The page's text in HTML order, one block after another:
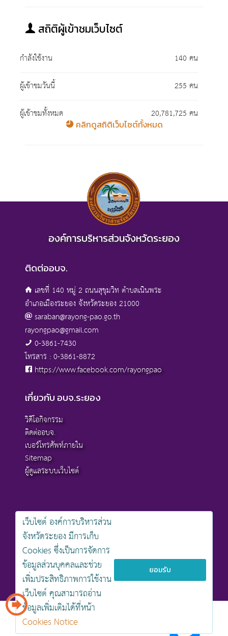
สถิติผู้เข้าชมเว็บไซต์
กำลังใช้งาน
140 คน
ผู้เข้าชมวันนี้
255 คน
ผู้เข้าชมทั้งหมด
20,781,725 คน
คลิกดูสถิติเว็บไซต์ทั้งหมด
องค์การบริหารส่วนจังหวัดระยอง
ติดต่ออบจ.
เลขที่ 140 หมู่ 2 ถนนสุขุมวิท ตำบลเนินพระ
อำเภอเมืองระยอง จังหวัดระยอง 21000
saraban@rayong-pao.go.th
rayongpao@gmail.com
0-3861-7430
โทรสาร : 0-3861-8872
https://www.facebook.com/rayongpao
เกี่ยวกับ อบจ.ระยอง
วิดีโอกิจกรรม
ติดต่ออบจ.
เบอร์โทรศัพท์ภายใน
Sitemap
ผู้ดูแลระบบเว็บไซต์
สงวนลิขสิทธิ์ © 2568 , องค์การบริหารส่วนจังหวัดระยอง
นโยบายการคุ้มครองข้อมูลส่วนบุคคล
นโยบายการรักษาความมั่นคงปลอดภัยเว็บไซต์
นโยบายเว็บไซต์ขององค์การบริหารส่วนจังหวัดระยอง
ออกแบบเว็บไซต์โดย khontamweb
เว็บไซต์ องค์การบริหารส่วน
จังหวัดระยอง มีการเก็บ
Cookies ซึ่งเป็นการจัดการ
ข้อมูลส่วนบุคคลและช่วย
เพิ่มประสิทธิภาพการใช้งาน
เว็บไซต์ คุณสามารถอ่าน
ข้อมูลเพิ่มเติมได้ที่หน้า
Cookies Notice
ยอมรับ